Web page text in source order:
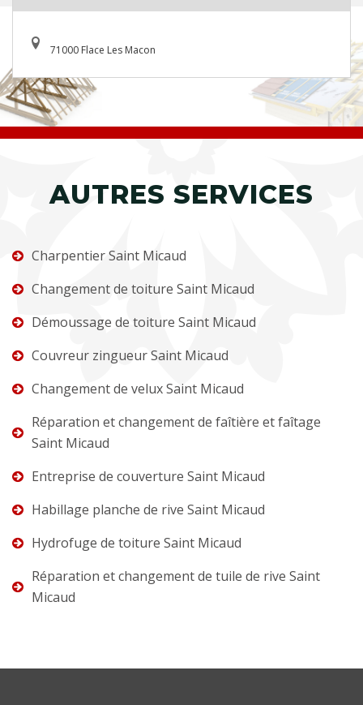
71000 Flace Les Macon
AUTRES SERVICES
Charpentier Saint Micaud
Changement de toiture Saint Micaud
Démoussage de toiture Saint Micaud
Couvreur zingueur Saint Micaud
Changement de velux Saint Micaud
Réparation et changement de faîtière et faîtage
Saint Micaud
Entreprise de couverture Saint Micaud
Habillage planche de rive Saint Micaud
Hydrofuge de toiture Saint Micaud
Réparation et changement de tuile de rive Saint
Micaud